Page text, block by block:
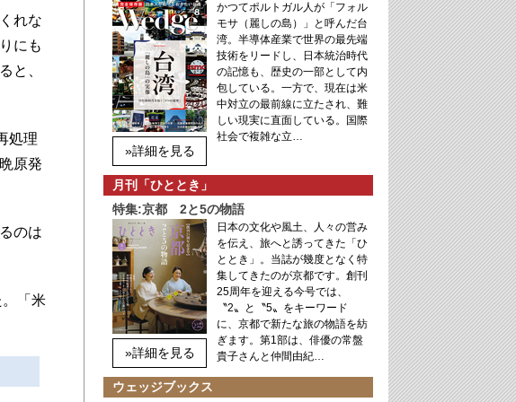
れな
にも
と、
処理
原発
のは
「米
»詳細を見る
かつてポルトガル人が「フォル
モサ（麗しの島）」と呼んだ台
湾。半導体産業で世界の最先端
技術をリードし、日本統治時代
の記憶も、歴史の一部として内
包している。一方で、現在は米
中対立の最前線に立たされ、難
しい現実に直面している。国際
社会で複雑な立…
月刊「ひととき」
特集:京都 2と5の物語
»詳細を見る
日本の文化や風土、人々の営み
を伝え、旅へと誘ってきた「ひ
ととき」。当誌が幾度となく特
集してきたのが京都です。創刊
25周年を迎える今号では、
〝2〟と〝5〟をキーワード
に、京都で新たな旅の物語を紡
ぎます。第1部は、俳優の常盤
貴子さんと仲間由紀…
ウェッジブックス